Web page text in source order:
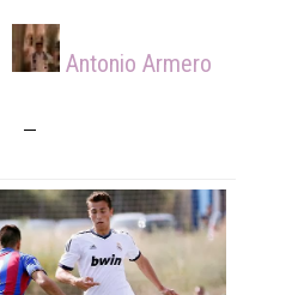
Antonio Armero